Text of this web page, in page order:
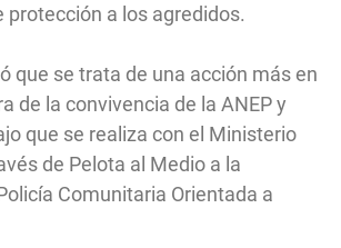
protección a los agredidos.
que se trata de una acción más en
de la convivencia de la ANEP y
que se realiza con el Ministerio
de Pelota al Medio a la
Comunitaria Orientada a